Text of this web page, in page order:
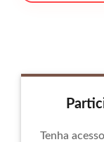
Tenha